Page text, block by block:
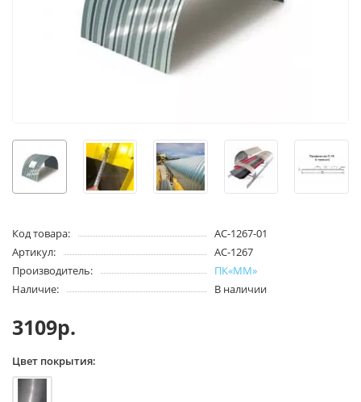
Код товара:
АС-1267-01
Артикул:
АС-1267
Производитель:
ПК«ММ»
Наличие:
В наличии
3109р.
Цвет покрытия: